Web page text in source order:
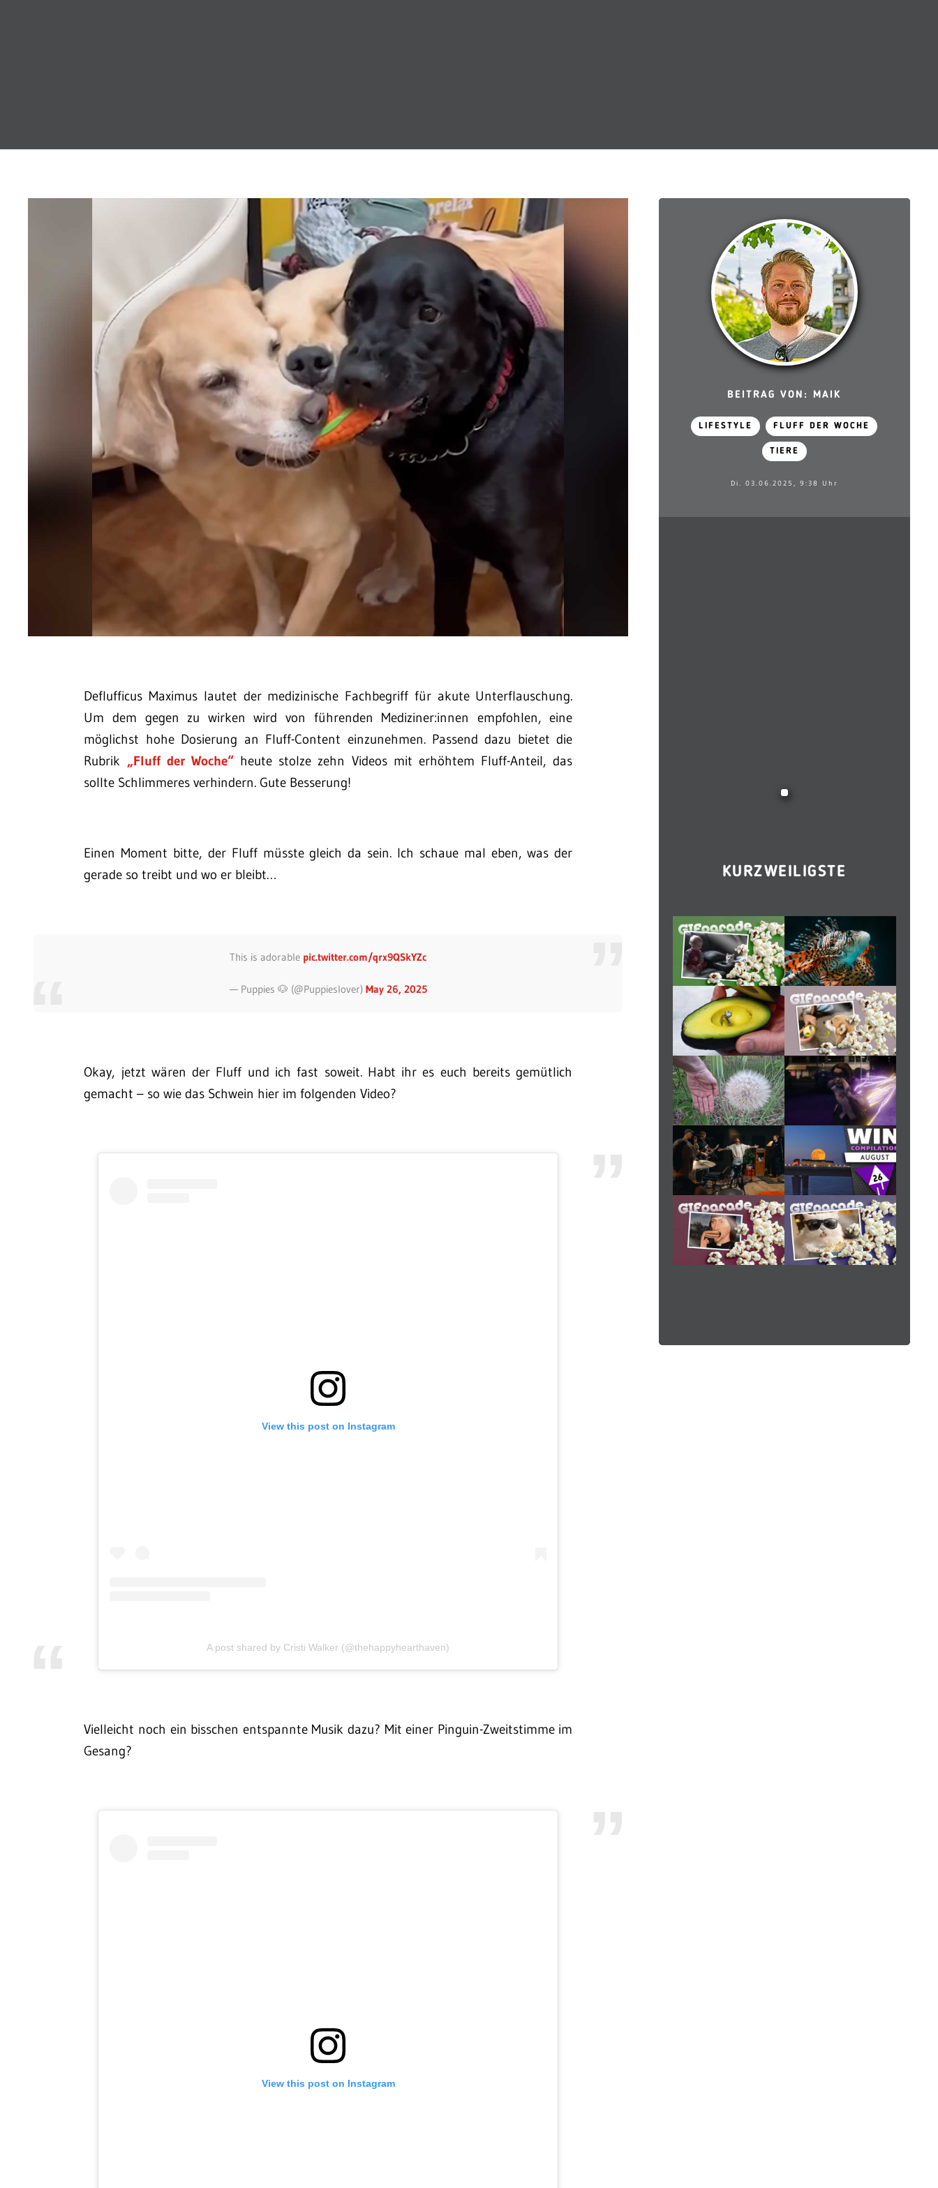
Deflufficus Maximus lautet der medizinische Fachbegriff für akute Unterflauschung.
Um dem gegen zu wirken wird von führenden Mediziner:innen empfohlen, eine
möglichst hohe Dosierung an Fluff-Content einzunehmen. Passend dazu bietet die
Rubrik „Fluff der Woche“heute stolze zehn Videos mit erhöhtem Fluff-Anteil, das
sollte Schlimmeres verhindern. Gute Besserung!
Einen Moment bitte, der Fluff müsste gleich da sein. Ich schaue mal eben, was der
gerade so treibt und wo er bleibt…
This is adorable pic.twitter.com/qrx9QSkYZc
— Puppies 🐶 (@PuppiesIover) May 26, 2025
Okay, jetzt wären der Fluff und ich fast soweit. Habt ihr es euch bereits gemütlich
gemacht – so wie das Schwein hier im folgenden Video?
View this post on Instagram
A post shared by Cristi Walker (@thehappyhearthaven)
Vielleicht noch ein bisschen entspannte Musik dazu? Mit einer Pinguin-Zweitstimme im
Gesang?
View this post on Instagram
BEITRAG VON: MAIK
LIFESTYLE FLUFF DER WOCHE
TIERE
Di. 03.06.2025, 9:38 Uhr
KURZWEILIGSTE